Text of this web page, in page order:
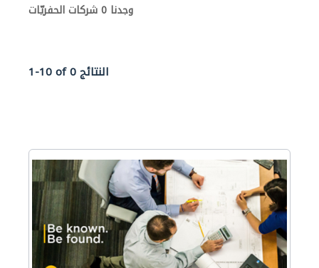
وجدنا 0 شركات الحفريّات
1-10 of 0 النتائج